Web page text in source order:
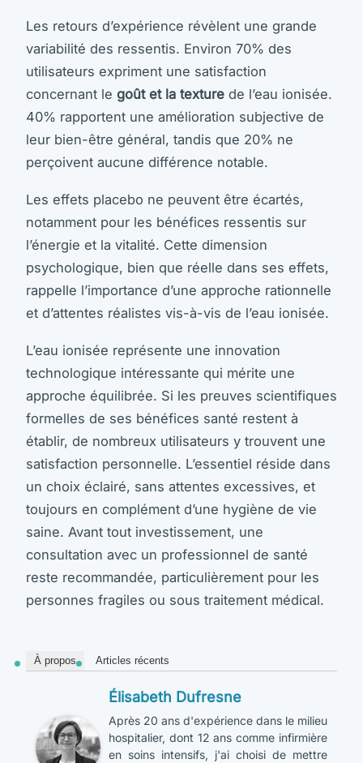
Les retours d’expérience révèlent une grande
variabilité des ressentis. Environ 70% des
utilisateurs expriment une satisfaction
concernant le goût et la texture de l’eau ionisée.
40% rapportent une amélioration subjective de
leur bien-être général, tandis que 20% ne
perçoivent aucune différence notable.
Les effets placebo ne peuvent être écartés,
notamment pour les bénéfices ressentis sur
l’énergie et la vitalité. Cette dimension
psychologique, bien que réelle dans ses effets,
rappelle l’importance d’une approche rationnelle
et d’attentes réalistes vis-à-vis de l’eau ionisée.
L’eau ionisée représente une innovation
technologique intéressante qui mérite une
approche équilibrée. Si les preuves scientifiques
formelles de ses bénéfices santé restent à
établir, de nombreux utilisateurs y trouvent une
satisfaction personnelle. L’essentiel réside dans
un choix éclairé, sans attentes excessives, et
toujours en complément d’une hygiène de vie
saine. Avant tout investissement, une
consultation avec un professionnel de santé
reste recommandée, particulièrement pour les
personnes fragiles ou sous traitement médical.
À propos Articles récents
Élisabeth Dufresne
Après 20 ans d'expérience dans le milieu
hospitalier, dont 12 ans comme infirmière
en soins intensifs, j'ai choisi de mettre